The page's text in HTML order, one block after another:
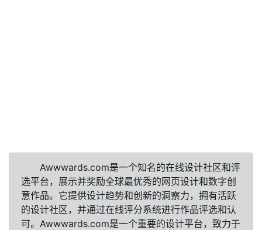
Awwwards.com是一个知名的在线设计社区和评
选平台，展示并奖励全球最优秀的网页设计和数字创
意作品。它提供设计趋势和创新的洞察力，拥有活跃
的设计社区，并通过在线评分系统进行作品评选和认
可。Awwwards.com是一个重要的设计平台，致力于